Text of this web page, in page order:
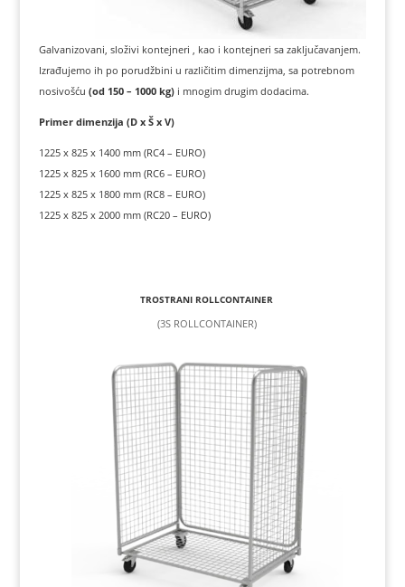
Galvanizovani, složivi kontejneri , kao i kontejneri sa zaključavanjem.
Izrađujemo ih po porudžbini u različitim dimenzijma, sa potrebnom
nosivošću (od 150 – 1000 kg)i mnogim drugim dodacima.
Primer dimenzija (D x Š x V)
1225 x 825 x 1400 mm (RC4 – EURO)
1225 x 825 x 1600 mm (RC6 – EURO)
1225 x 825 x 1800 mm (RC8 – EURO)
1225 x 825 x 2000 mm (RC20 – EURO)
TROSTRANI ROLLCONTAINER
(3S ROLLCONTAINER)